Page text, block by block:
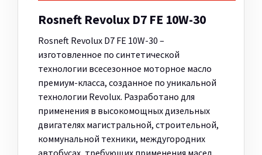
Rosneft Revolux D7 FE 10W-30
Rosneft Revolux D7 FE 10W-30 –
изготовленное по синтетической
технологии всесезонное моторное масло
премиум-класса, созданное по уникальной
технологии Revolux. Разработано для
применения в высокомощных дизельных
двигателях магистральной, строительной,
коммунальной техники, междугородних